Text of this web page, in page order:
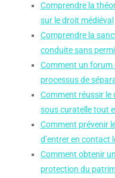
Comprendre la
sur le droit médiéval
Comprendre la
conduite sans
Comment un forum
processus de
Comment réussir le
sous curatelle tout
Comment prévenir
d’entrer en contact
Comment obtenir
protection du